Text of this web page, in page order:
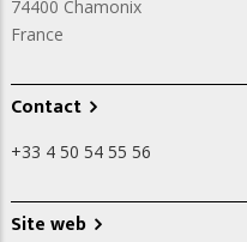
74400 Chamonix
France
Contact
+33 4 50 54 55 56
Site web